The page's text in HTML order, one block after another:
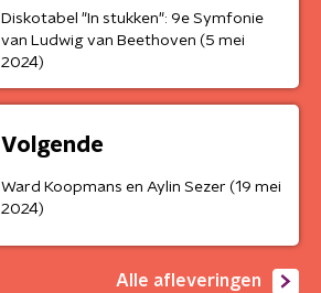
Diskotabel "In stukken": 9e Symfonie
van Ludwig van Beethoven (5 mei
2024)
Volgende
Ward Koopmans en Aylin Sezer (19 mei
2024)
Alle afleveringen